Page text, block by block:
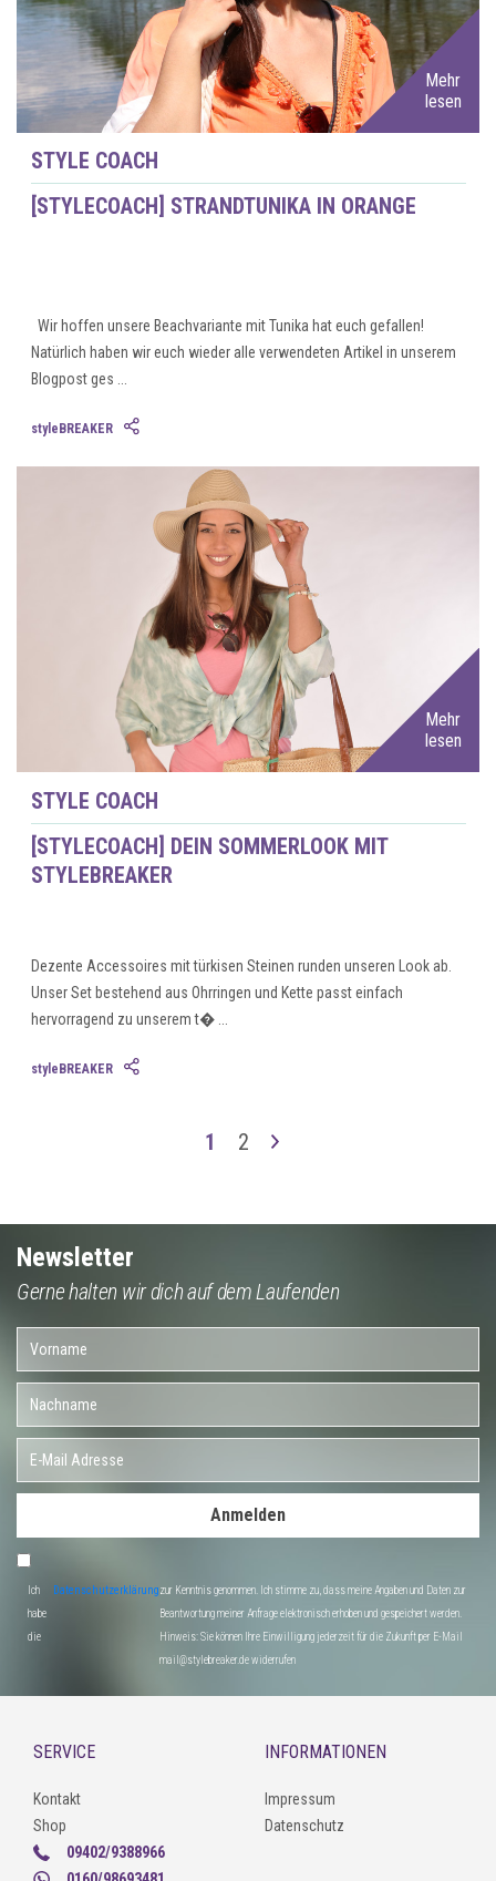
Mehr
lesen
STYLE COACH
[STYLECOACH] STRANDTUNIKA IN ORANGE
Wir hoffen unsere Beachvariante mit Tunika hat euch gefallen!
Natürlich haben wir euch wieder alle verwendeten Artikel in unserem
Blogpost ges ...
styleBREAKER
Mehr
lesen
STYLE COACH
[STYLECOACH] DEIN SOMMERLOOK MIT
STYLEBREAKER
Dezente Accessoires mit türkisen Steinen runden unseren Look ab.
Unser Set bestehend aus Ohrringen und Kette passt einfach
hervorragend zu unserem t� ...
styleBREAKER
1 2
Newsletter
Gerne halten wir dich auf dem Laufenden
Anmelden
Ich
habe
die
Datenschutzerklärungzur Kenntnis genommen. Ich stimme zu, dass meine Angaben und Daten zur
Beantwortung meiner Anfrage elektronisch erhoben und gespeichert werden.
Hinweis: Sie können Ihre Einwilligung jederzeit für die Zukunft per E-Mail
mail@stylebreaker.de widerrufen
SERVICE
Kontakt
Shop
09402/9388966
INFORMATIONEN
Impressum
Datenschutz